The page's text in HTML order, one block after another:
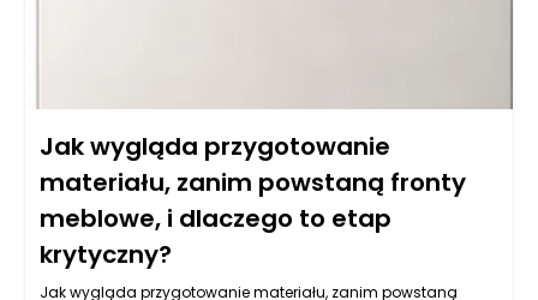
Jak wygląda przygotowanie
materiału, zanim powstaną fronty
meblowe, i dlaczego to etap
krytyczny?
Jak wygląda przygotowanie materiału, zanim powstaną